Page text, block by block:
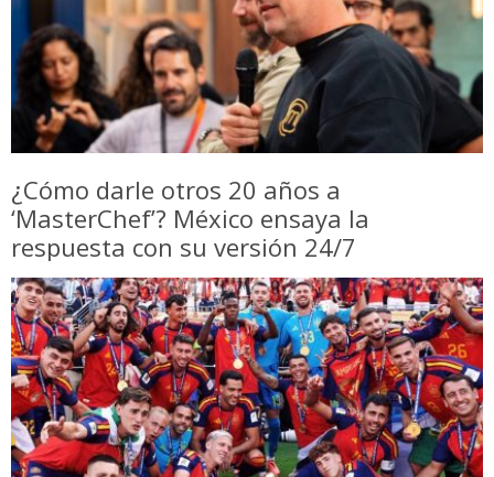
¿Cómo darle otros 20 años a
‘MasterChef’? México ensaya la
respuesta con su versión 24/7